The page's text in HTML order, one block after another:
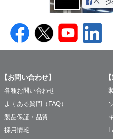
【お問い合わせ】
各種お問い合わせ
よくある質問（FAQ）
製品保証・品質
採用情報